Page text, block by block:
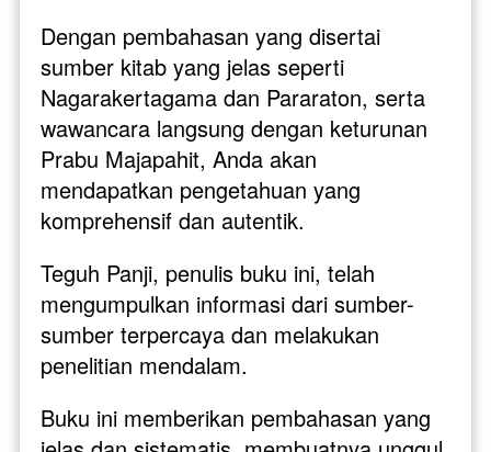
Dengan pembahasan yang disertai
sumber kitab yang jelas seperti
Nagarakertagama dan Pararaton, serta
wawancara langsung dengan keturunan
Prabu Majapahit, Anda akan
mendapatkan pengetahuan yang
komprehensif dan autentik.
Teguh Panji, penulis buku ini, telah
mengumpulkan informasi dari sumber-
sumber terpercaya dan melakukan
penelitian mendalam.
Buku ini memberikan pembahasan yang